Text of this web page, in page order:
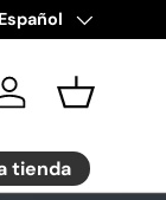
Español
Iniciar sesión
Cesta
tienda